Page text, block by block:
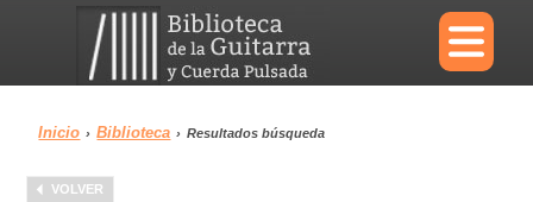
×
Menu
Inicio › Biblioteca › Resultados búsqueda
VOLVER